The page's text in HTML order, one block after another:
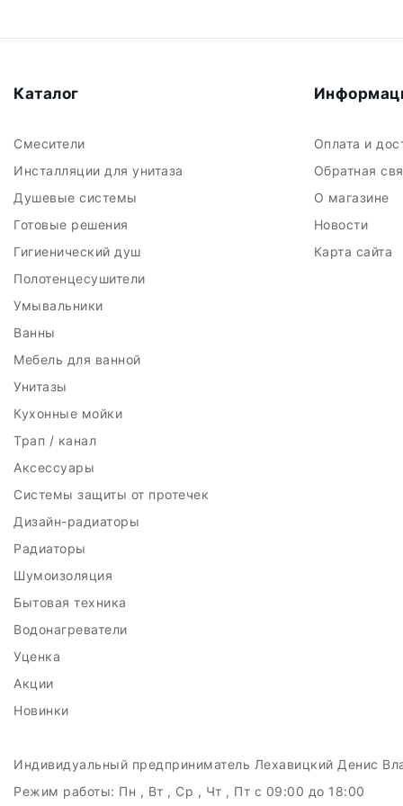
Каталог
Смесители
Инсталляции для унитаза
Душевые системы
Готовые решения
Гигиенический душ
Полотенцесушители
Умывальники
Ванны
Мебель для ванной
Унитазы
Кухонные мойки
Трап / канал
Аксессуары
Системы защиты от протечек
Дизайн-радиаторы
Радиаторы
Шумоизоляция
Бытовая техника
Водонагреватели
Уценка
Акции
Новинки
Оплата и
Обратная
О магазине
Новости
Карта сайта
Индивидуальный предприниматель Лехавицкий Денис
Режим работы: Пн , Вт , Ср , Чт , Пт c 09:00 до 18:00